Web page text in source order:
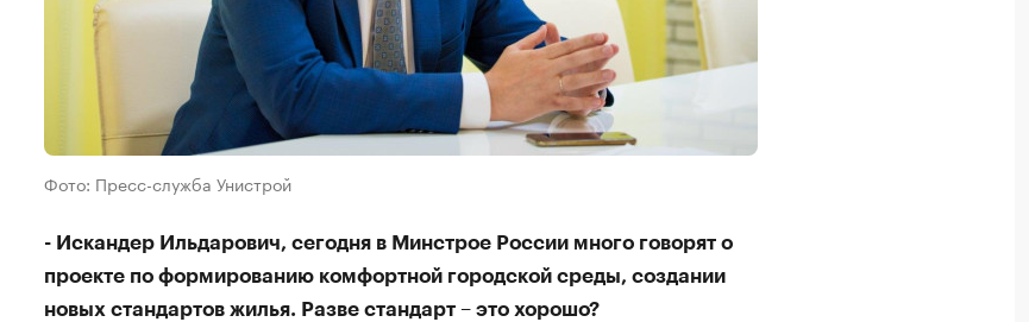
Фото: Пресс-служба Унистрой
- Искандер Ильдарович, сегодня в Минстрое России много говорят о
проекте по формированию комфортной городской среды, создании
новых стандартов жилья. Разве стандарт – это хорошо?